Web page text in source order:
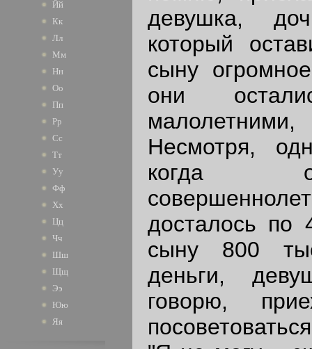
Йй
Кк
Лл
Мм
Нн
Оо
Пп
Рр
Сс
Тт
Уу
Фф
Хх
Цц
Чч
Шш
Щщ
Ээ
Юю
Яя
девушка,
который
сыну
они
Несмотря,
когда
досталось по
сыну 800
деньги,
говорю,